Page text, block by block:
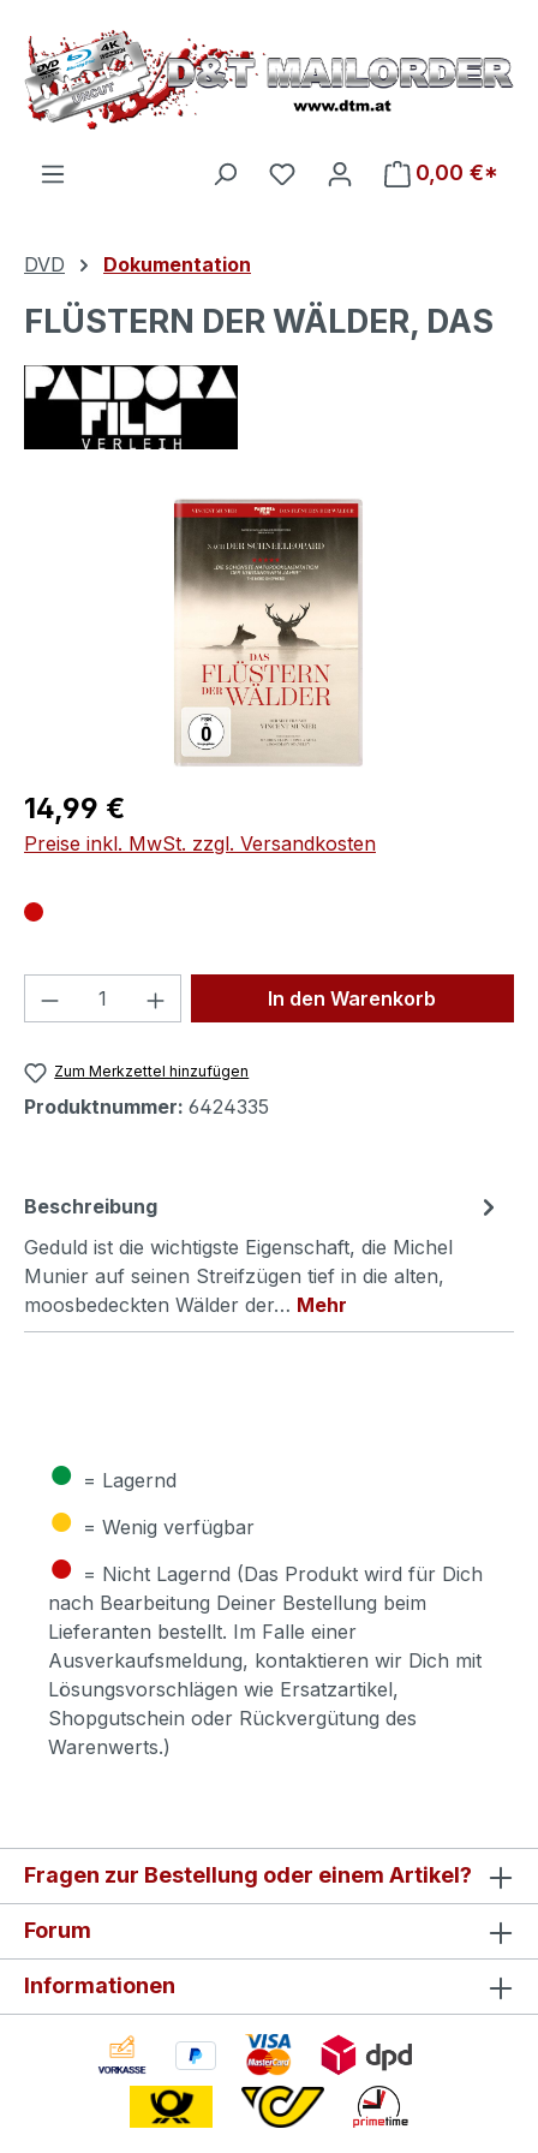
Zum Hauptinhalt springen
Du hast 0 Produkte auf
0,00 €*
DVD Dokumentation
FLÜSTERN DER WÄLDER, DAS
Bildergalerie überspringen
Regulärer Preis:
14,99 €
Preise inkl. MwSt. zzgl. Versandkosten
Produkt Anzahl: Gib denIn den Warenkorb
Zum Merkzettel hinzufügen
Produktnummer: 6424335
Beschreibung
Geduld ist die wichtigste Eigenschaft, die Michel
Munier auf seinen Streifzügen tief in die alten,
moosbedeckten Wälder der… Mehr
● = Lagernd
● = Wenig verfügbar
● = Nicht Lagernd (Das Produkt wird für Dich
nach Bearbeitung Deiner Bestellung beim
Lieferanten bestellt. Im Falle einer
Ausverkaufsmeldung, kontaktieren wir Dich mit
Lösungsvorschlägen wie Ersatzartikel,
Shopgutschein oder Rückvergütung des
Warenwerts.)
Fragen zur Bestellung oder einem Artikel?
Forum
Informationen